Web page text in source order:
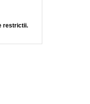
restrictii.